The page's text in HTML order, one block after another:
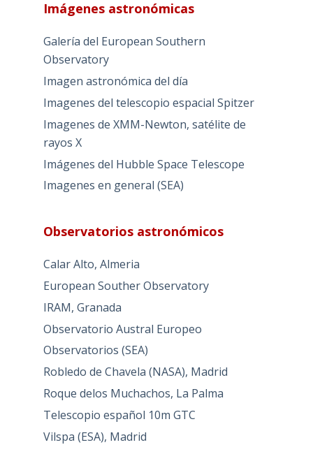
Imágenes astronómicas
Galería del European Southern
Observatory
Imagen astronómica del día
Imagenes del telescopio espacial Spitzer
Imagenes de XMM-Newton, satélite de
rayos X
Imágenes del Hubble Space Telescope
Imagenes en general (SEA)
Observatorios astronómicos
Calar Alto, Almeria
European Souther Observatory
IRAM, Granada
Observatorio Austral Europeo
Observatorios (SEA)
Robledo de Chavela (NASA), Madrid
Roque delos Muchachos, La Palma
Telescopio español 10m GTC
Vilspa (ESA), Madrid